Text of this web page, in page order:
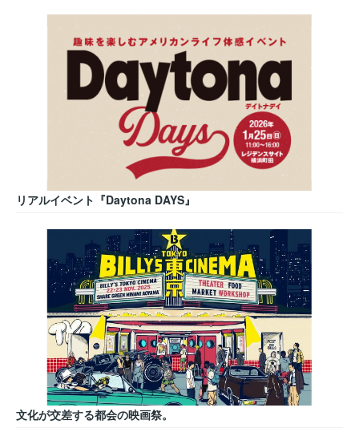
リアルイベント『Daytona DAYS』
文化が交差する都会の映画祭。